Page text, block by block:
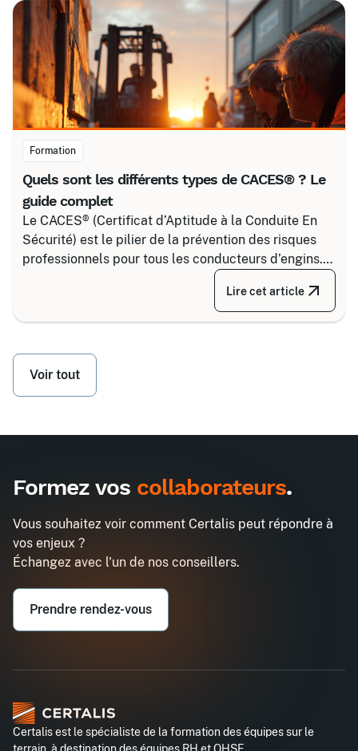
tension.
Formation
Quels sont les différents types de CACES® ? Le
guide complet
Le CACES® (Certificat d’Aptitude à la Conduite En
Sécurité) est le pilier de la prévention des risques
professionnels pour tous les conducteurs d’engins.
Depuis la réforme de 2020, il s’articule autour de 8
grandes familles d’équipements, divisées selon
Lire cet article
Voir tout
Formez vos collaborateurs.
Vous souhaitez voir comment Certalis peut répondre à
vos enjeux ?
Échangez avec l'un de nos conseillers.
Prendre rendez-vous
Certalis est le spécialiste de la formation des équipes sur le